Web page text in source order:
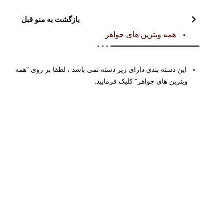
بازگشت به منو قبل
همه ویترین های جواهر
این دسته بندی دارای زیر دسته نمی باشد ، لطفا بر روی "همه
ویترین های جواهر" کلیک فرمایید.